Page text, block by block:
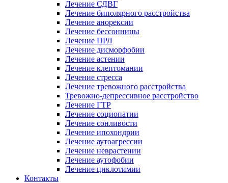
Лечение СДВГ
Лечение биполярного расстройства
Лечение анорексии
Лечение бессонницы
Лечение ПРЛ
Лечение дисморфобии
Лечение астении
Лечение клептомании
Лечение стресса
Лечение тревожного расстройства
Тревожно-депрессивное расстройство
Лечение ГТР
Лечение социопатии
Лечение сонливости
Лечение ипохондрии
Лечение аутоагрессии
Лечение неврастении
Лечение аутофобии
Лечение циклотимии
Контакты